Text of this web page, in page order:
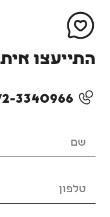
התייעצו
3340966